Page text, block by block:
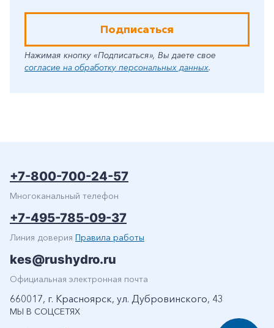
Подписаться
Нажимая кнопку «Подписаться», Вы даете свое
согласие на обработку персональных данных.
МЫ В СОЦСЕТЯХ
+7-800-700-24-57
Многоканальный телефон
+7-495-785-09-37
Линия доверия Правила работы
kes@rushydro.ru
Официальная электронная почта
660017, г. Красноярск, ул. Дубровинского, 43